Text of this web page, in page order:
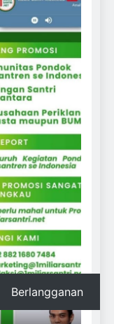
Berlangganan